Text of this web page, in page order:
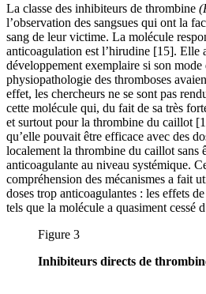
La classe des inhibiteurs de thrombine
l’observation des sangsues qui ont la
sang de leur victime. La molécule
anticoagulation est l’hirudine [15]. Elle
développement exemplaire si son mode
physiopathologie des thromboses
effet, les chercheurs ne se sont pas
cette molécule qui, du fait de sa très
et surtout pour la thrombine du caillot
qu’elle pouvait être efficace avec des
localement la thrombine du caillot sans
anticoagulante au niveau systémique.
compréhension des mécanismes a fait
doses trop anticoagulantes : les effets
tels que la molécule a quasiment cessé
Figure 3
Inhibiteurs directs de